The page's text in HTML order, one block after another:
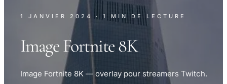
1 JANVIER 2024 · 1 MIN DE LECTURE
Image Fortnite 8K
Image Fortnite 8K — overlay pour streamers Twitch.